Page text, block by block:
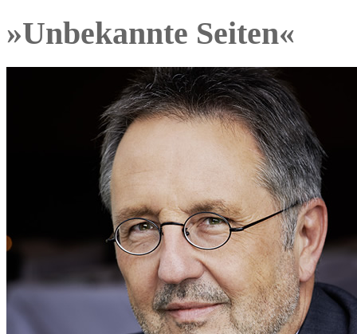
»Unbekannte Seiten«